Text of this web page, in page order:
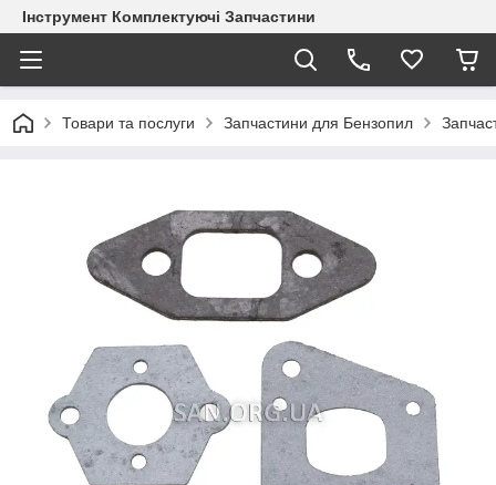
Інструмент Комплектуючі Запчастини
Товари та послуги Запчастини для Бензопил